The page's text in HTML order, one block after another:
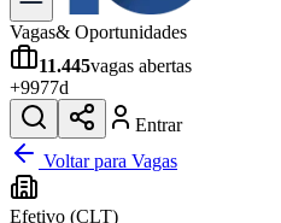
Dia a Dia & Lazer
Gastronomia
Cinema & Shows
Jogos
Novo
Para Sua Empresa
Vagas& Oportunidades
11.445vagas abertas
+9977d
Entrar
Voltar para Vagas
Efetivo (CLT)